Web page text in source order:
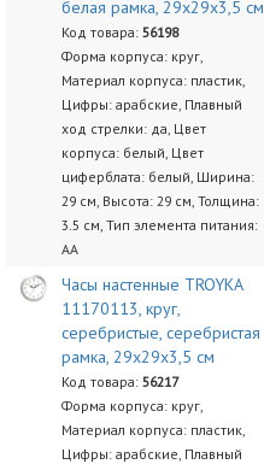
белая рамка, 29х29х3,5 см
Код товара: 56198
Форма корпуса: круг,
Материал корпуса: пластик,
Цифры: арабские, Плавный
ход стрелки: да, Цвет
корпуса: белый, Цвет
циферблата: белый, Ширина:
29 см, Высота: 29 см, Толщина:
3.5 см, Тип элемента питания:
AA
Часы настенные TROYKA
11170113, круг,
серебристые, серебристая
рамка, 29х29х3,5 см
Код товара: 56217
Форма корпуса: круг,
Материал корпуса: пластик,
Цифры: арабские, Плавный